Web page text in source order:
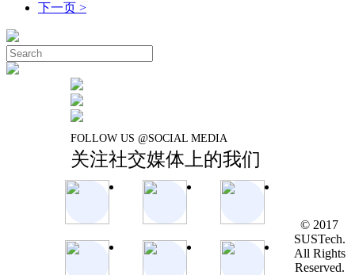
下一页 >
FOLLOW US @SOCIAL MEDIA
关注社交媒体上的我们
© 2017
SUSTech.
All Rights
Reserved.